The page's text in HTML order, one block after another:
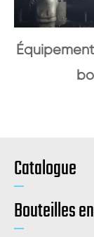
Catalogue
Bouteilles